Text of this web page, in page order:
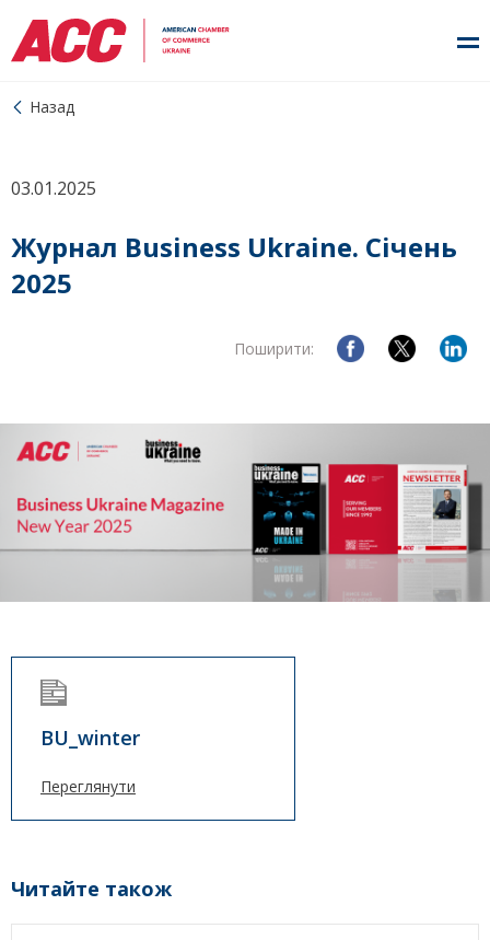
Назад
03.01.2025
Журнал Business Ukraine. Січень
2025
Поширити:
BU_winter
Переглянути
Читайте також